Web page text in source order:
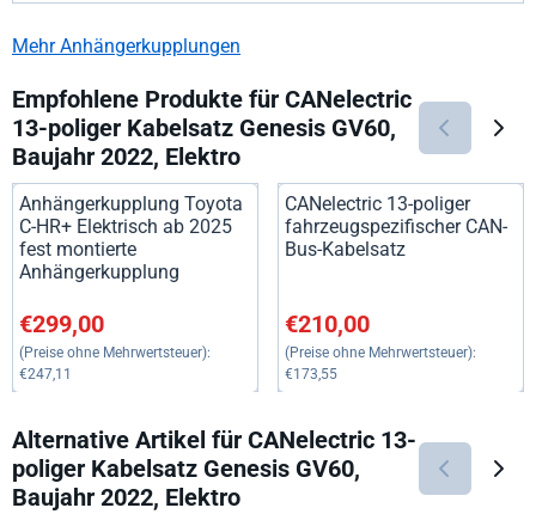
Mehr Anhängerkupplungen
Empfohlene Produkte für CANelectric
13-poliger Kabelsatz Genesis GV60,
Baujahr 2022, Elektro
Anhängerkupplung Toyota
C-HR+ Elektrisch ab 2025
fest montierte
Anhängerkupplung
Preis: 299,00, ohne MwSt.: 247,11
€299,00
(Preise ohne Mehrwertsteuer):
€247,11
CANelectric 13-poliger
fahrzeugspezifischer CAN-
Bus-Kabelsatz
Preis: 210,00, ohne MwSt.:
€210,00
(Preise ohne Mehrwertsteuer):
€173,55
Alternative Artikel für CANelectric 13-
poliger Kabelsatz Genesis GV60,
Baujahr 2022, Elektro